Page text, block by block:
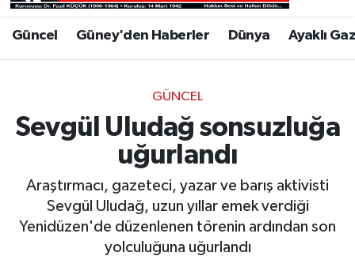
Güncel Güney'den Haberler Dünya Ayaklı
GÜNCEL
Sevgül Uludağ sonsuzluğa
uğurlandı
Araştırmacı, gazeteci, yazar ve barış aktivisti
Sevgül Uludağ, uzun yıllar emek verdiği
Yenidüzen'de düzenlenen törenin ardından son
yolculuğuna uğurlandı
Trafik Durumu
Son Dakika Haberleri